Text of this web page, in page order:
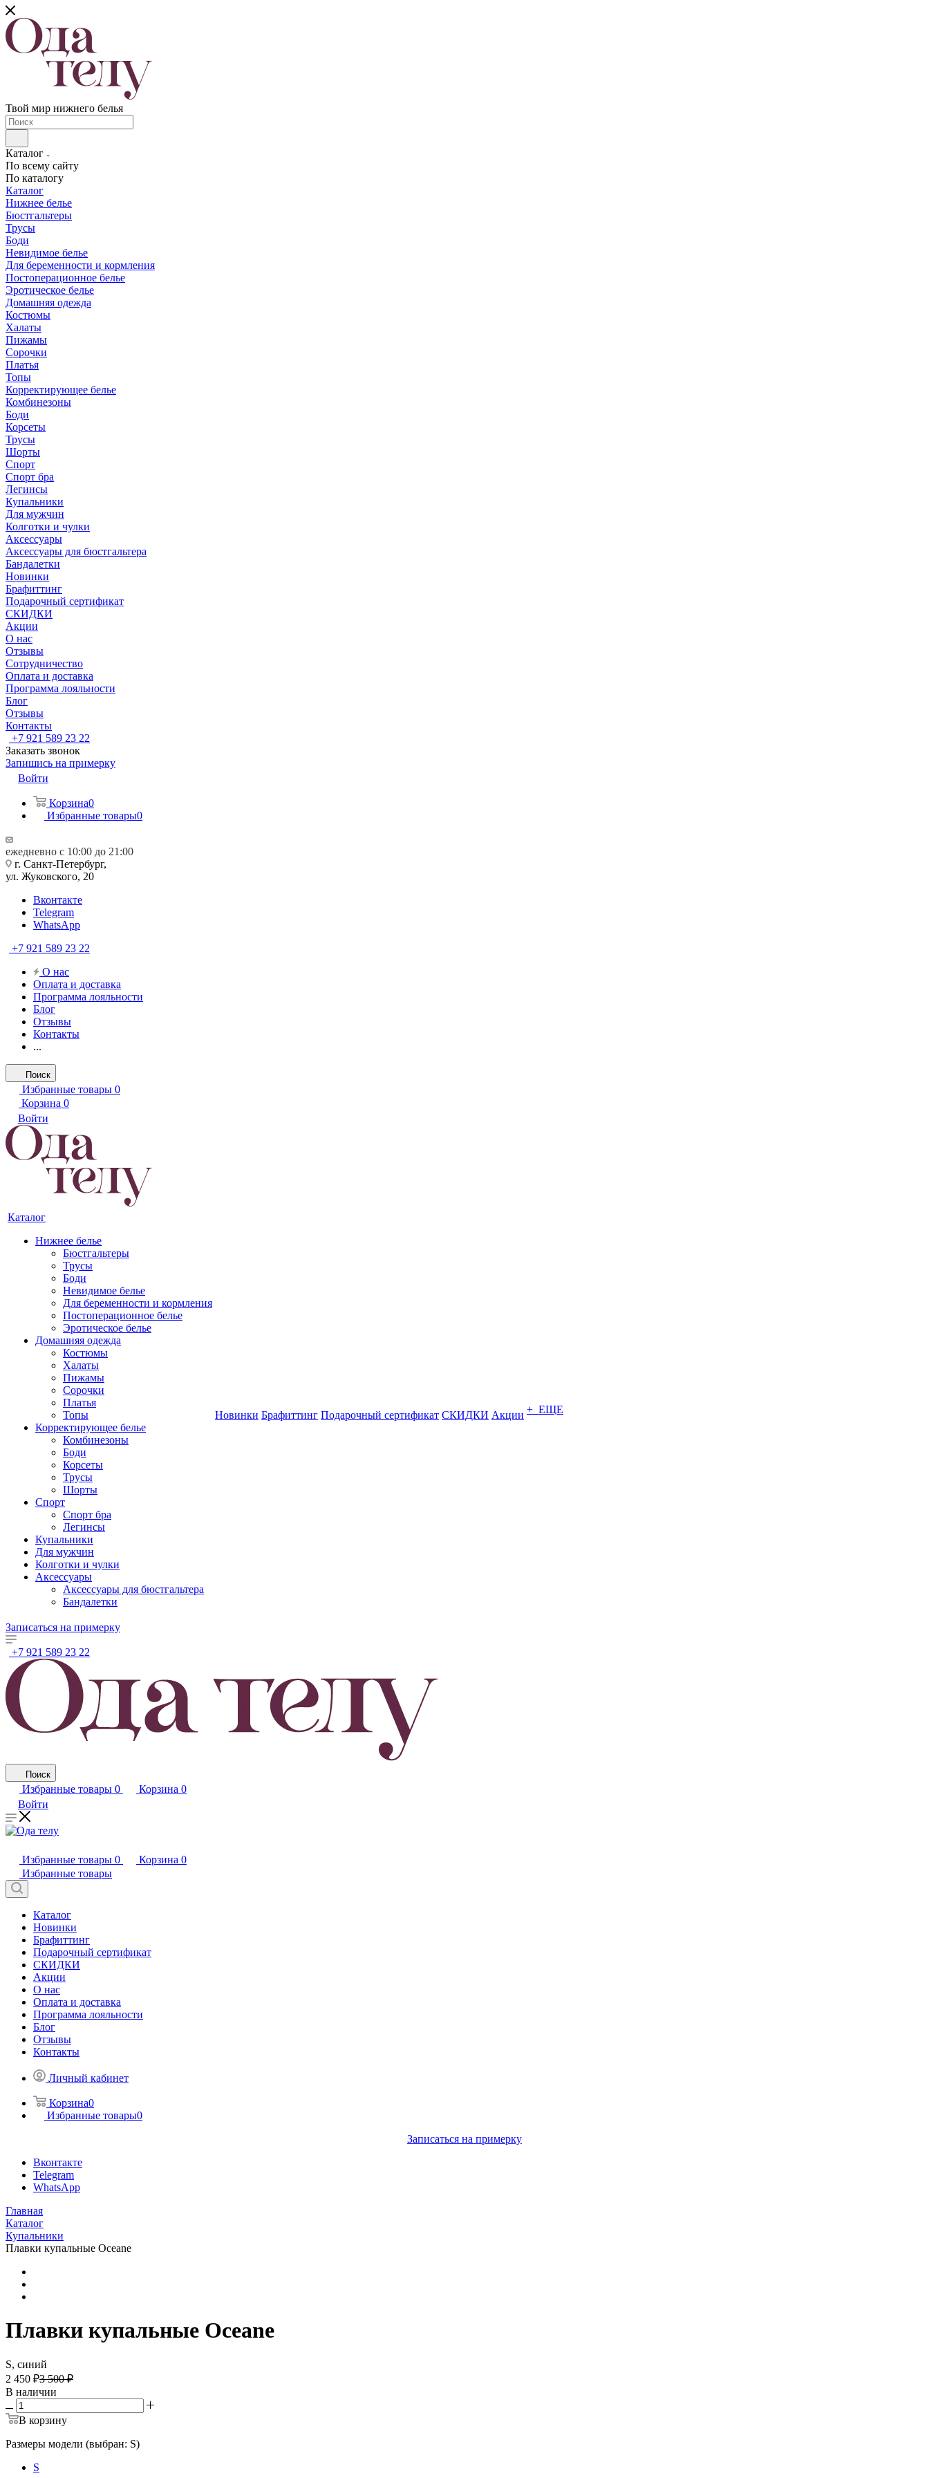
Твой мир нижнего белья
Каталог
По всему сайту
По каталогу
Каталог
Нижнее белье
Бюстгальтеры
Трусы
Боди
Невидимое белье
Для беременности и кормления
Постоперационное белье
Эротическое белье
Домашняя одежда
Костюмы
Халаты
Пижамы
Сорочки
Платья
Топы
Корректирующее белье
Комбинезоны
Боди
Корсеты
Трусы
Шорты
Спорт
Спорт бра
Легинсы
Купальники
Для мужчин
Колготки и чулки
Аксессуары
Аксессуары для бюстгальтера
Бандалетки
Новинки
Брафиттинг
Подарочный сертификат
СКИДКИ
Акции
О нас
Отзывы
Сотрудничество
Оплата и доставка
Программа лояльности
Блог
Отзывы
Контакты
+7 921 589 23 22
Заказать звонок
Запишись на примерку
Войти
Корзина0
Избранные товары0
ежедневно с 10:00 до 21:00
г. Санкт-Петербург,
ул. Жуковского, 20
Вконтакте
Telegram
WhatsApp
+7 921 589 23 22
О нас
Оплата и доставка
Программа лояльности
Блог
Отзывы
Контакты
...
Поиск
Избранные товары 0
Корзина 0
Войти
Каталог
Нижнее белье
Бюстгальтеры
Трусы
Боди
Невидимое белье
Для беременности и кормления
Постоперационное белье
Эротическое белье
Домашняя одежда
Костюмы
Халаты
Пижамы
Сорочки
Платья
Топы
Корректирующее белье
Комбинезоны
Боди
Корсеты
Трусы
Шорты
Спорт
Спорт бра
Легинсы
Купальники
Для мужчин
Колготки и чулки
Аксессуары
Аксессуары для бюстгальтера
Бандалетки
Новинки Брафиттинг Подарочный сертификат СКИДКИ Акции + ЕЩЕ
Записаться на примерку
+7 921 589 23 22
Поиск
Избранные товары 0 Корзина 0
Войти
Избранные товары 0 Корзина 0
Избранные товары
Каталог
Новинки
Брафиттинг
Подарочный сертификат
СКИДКИ
Акции
О нас
Оплата и доставка
Программа лояльности
Блог
Отзывы
Контакты
Личный кабинет
Корзина0
Избранные товары0
Записаться на примерку
Вконтакте
Telegram
WhatsApp
Главная
Каталог
Купальники
Плавки купальные Oceane
Плавки купальные Oceane
S, синий
2 450 ₽3 500 ₽
В наличии
В корзину
Размеры модели (выбран: S)
S